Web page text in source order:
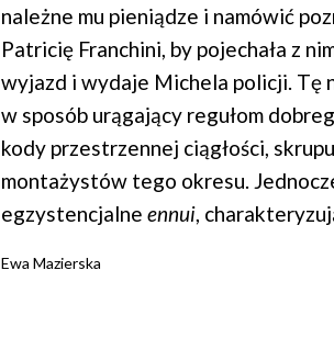
należne mu pieniądze i namówić
Patricię Franchini, by pojechała z
wyjazd i wydaje Michela policji. Tę
w sposób urągający regułom
kody przestrzennej ciągłości,
montażystów tego okresu.
egzystencjalne ennui,
Ewa Mazierska